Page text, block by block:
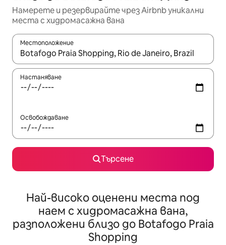
Намерете и резервирайте чрез Airbnb уникални
места с хидромасажна вана
Местоположение
Когато резултатите се покажат, използвайте
Настаняване
Освобождаване
Търсене
Най-високо оценени места под
наем с хидромасажна вана,
разположени близо до Botafogo Praia
Shopping